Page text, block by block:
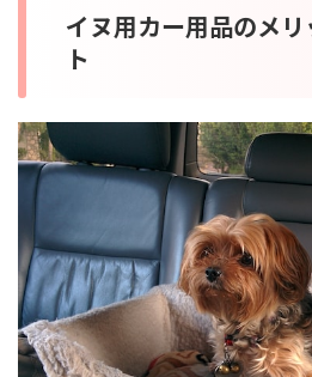
イヌ用カー用品のメ
ト